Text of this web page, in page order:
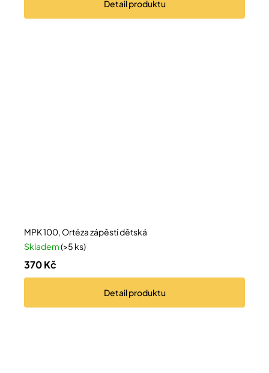
Detailproduktu
MPK 100, Ortéza zápěstí dětská
Skladem(>5 ks)
370 Kč
Detailproduktu